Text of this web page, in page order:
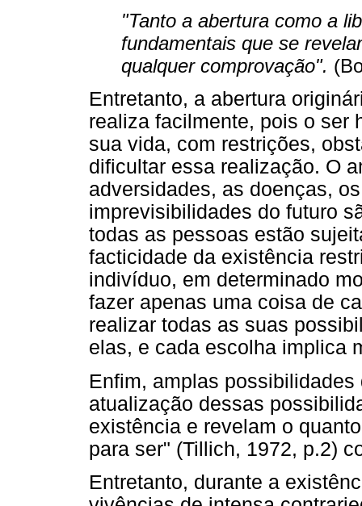
"Tanto a abertura como a
fundamentais que se
qualquer comprovação".
Entretanto, a abertura
realiza facilmente, pois o ser
sua vida, com restrições,
dificultar essa realização. O
adversidades, as doenças,
imprevisibilidades do futuro
todas as pessoas estão
facticidade da existência
indivíduo, em determinado
fazer apenas uma coisa de
realizar todas as suas
elas, e cada escolha implica
Enfim, amplas
atualização dessas
existência e revelam o
para ser" (Tillich, 1972, p.2)
Entretanto, durante a